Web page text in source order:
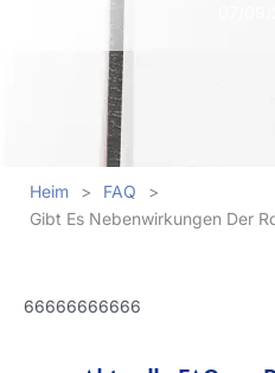
Heim > FAQ
>
Gibt Es Nebenwirkungen Der
66666666666